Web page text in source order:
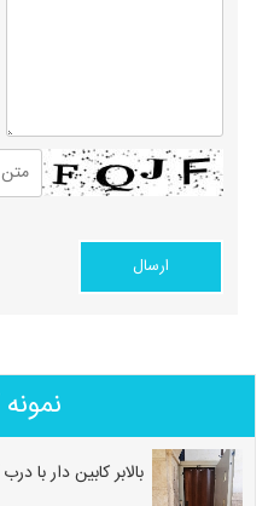
بالابر کابین دار با